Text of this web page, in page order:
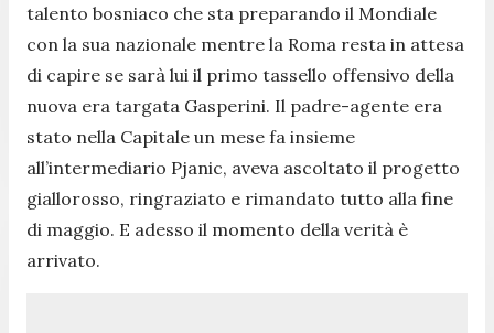
talento bosniaco che sta preparando il Mondiale
con la sua nazionale mentre la Roma resta in attesa
di capire se sarà lui il primo tassello offensivo della
nuova era targata Gasperini. Il padre-agente era
stato nella Capitale un mese fa insieme
all’intermediario Pjanic, aveva ascoltato il progetto
giallorosso, ringraziato e rimandato tutto alla fine
di maggio. E adesso il momento della verità è
arrivato.